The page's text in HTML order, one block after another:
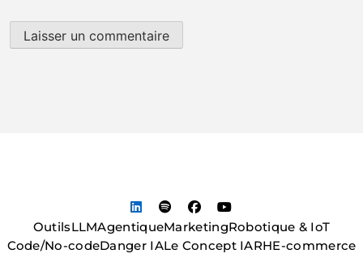
OutilsLLMAgentiqueMarketingRobotique & IoT
Code/No-codeDanger IALe Concept IARHE-commerce